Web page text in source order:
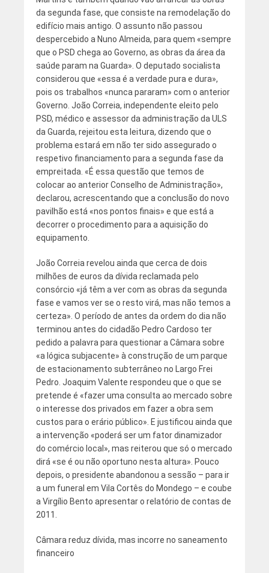
da segunda fase, que consiste na remodelação do
edifício mais antigo. O assunto não passou
despercebido a Nuno Almeida, para quem «sempre
que o PSD chega ao Governo, as obras da área da
saúde param na Guarda». O deputado socialista
considerou que «essa é a verdade pura e dura»,
pois os trabalhos «nunca pararam» com o anterior
Governo. João Correia, independente eleito pelo
PSD, médico e assessor da administração da ULS
da Guarda, rejeitou esta leitura, dizendo que o
problema estará em não ter sido assegurado o
respetivo financiamento para a segunda fase da
empreitada. «É essa questão que temos de
colocar ao anterior Conselho de Administração»,
declarou, acrescentando que a conclusão do novo
pavilhão está «nos pontos finais» e que está a
decorrer o procedimento para a aquisição do
equipamento.
João Correia revelou ainda que cerca de dois
milhões de euros da dívida reclamada pelo
consórcio «já têm a ver com as obras da segunda
fase e vamos ver se o resto virá, mas não temos a
certeza». O período de antes da ordem do dia não
terminou antes do cidadão Pedro Cardoso ter
pedido a palavra para questionar a Câmara sobre
«a lógica subjacente» à construção de um parque
de estacionamento subterrâneo no Largo Frei
Pedro. Joaquim Valente respondeu que o que se
pretende é «fazer uma consulta ao mercado sobre
o interesse dos privados em fazer a obra sem
custos para o erário público». E justificou ainda que
a intervenção «poderá ser um fator dinamizador
do comércio local», mas reiterou que só o mercado
dirá «se é ou não oportuno nesta altura». Pouco
depois, o presidente abandonou a sessão – para ir
a um funeral em Vila Cortês do Mondego – e coube
a Virgílio Bento apresentar o relatório de contas de
2011.
Câmara reduz dívida, mas incorre no saneamento
financeiro